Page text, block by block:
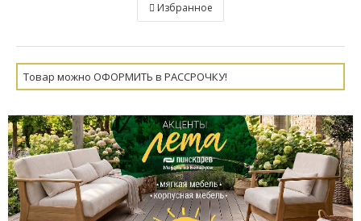
Избранное
Товар можно ОФОРМИТЬ в РАССРОЧКУ!